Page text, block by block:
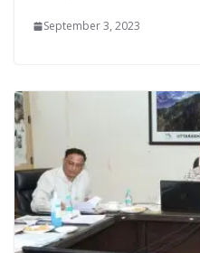
September 3, 2023